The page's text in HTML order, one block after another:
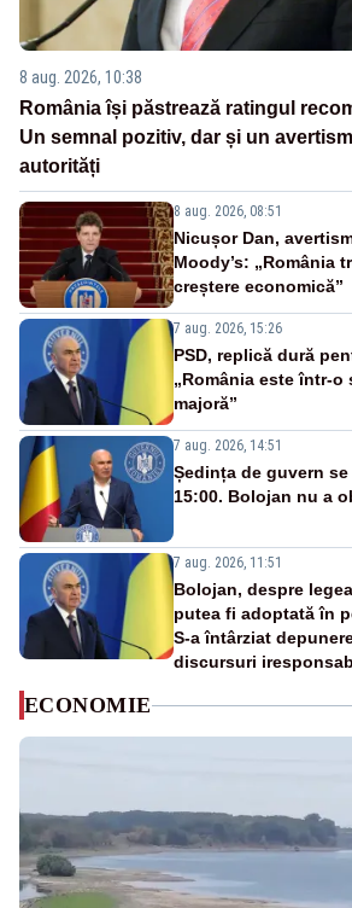
8 aug. 2026, 10:38
România își păstrează ratingul
Un semnal pozitiv, dar și un
autorități
8 aug. 2026, 08:51
Nicușor Dan,
Moody’s: „România
creștere economică”
7 aug. 2026, 15:26
PSD, replică dură
„România este într-
majoră”
7 aug. 2026, 14:51
Ședința de guvern
15:00. Bolojan nu a
7 aug. 2026, 11:51
Bolojan, despre
putea fi adoptată în
S-a întârziat
discursuri
ECONOMIE